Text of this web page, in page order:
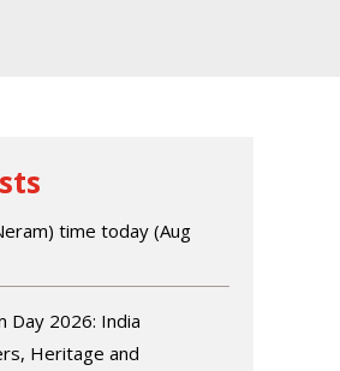
time today (Aug
Day 2026: India
Heritage and